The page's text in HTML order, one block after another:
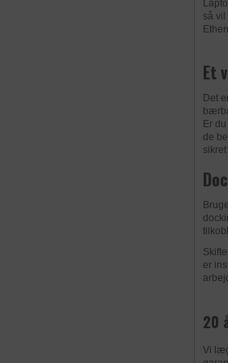
Udbyder
Udbyder
Udbyder
Udbyder
Udbyder
så vil
Et
Det
Er
de
er
20
Vi